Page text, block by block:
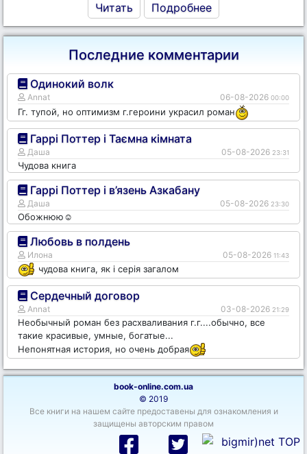
Читать Подробнее
Последние комментарии
Одинокий волк
Annat 06-08-2026 00:00
Гг. тупой, но оптимизм г.героини украсил роман
Гаррі Поттер і Таємна кімната
Даша 05-08-2026 23:31
Чудова книга
Гаррі Поттер і в’язень Азкабану
Даша 05-08-2026 23:30
Обожнюю☺️
Любовь в полдень
Илона 05-08-2026 11:43
чудова книга, як і серія загалом
Сердечный договор
Annat 03-08-2026 21:29
Необычный роман без расхваливания г.г....обычно, все
такие красивые, умные, богатые...
Непонятная история, но очень добрая
book-online.com.ua
© 2019
Все книги на нашем сайте предоставены для ознакомления и
защищены авторским правом